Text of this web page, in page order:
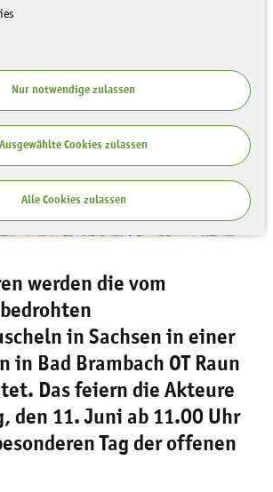
Nur notwendige zulassen
Ausgewählte Cookies zulassen
Alle Cookies zulassen
werden die vom
in Sachsen in einer
in Bad Brambach OT Raun
Das feiern die Akteure
den 11. Juni ab 11.00 Uhr
Tag der offenen